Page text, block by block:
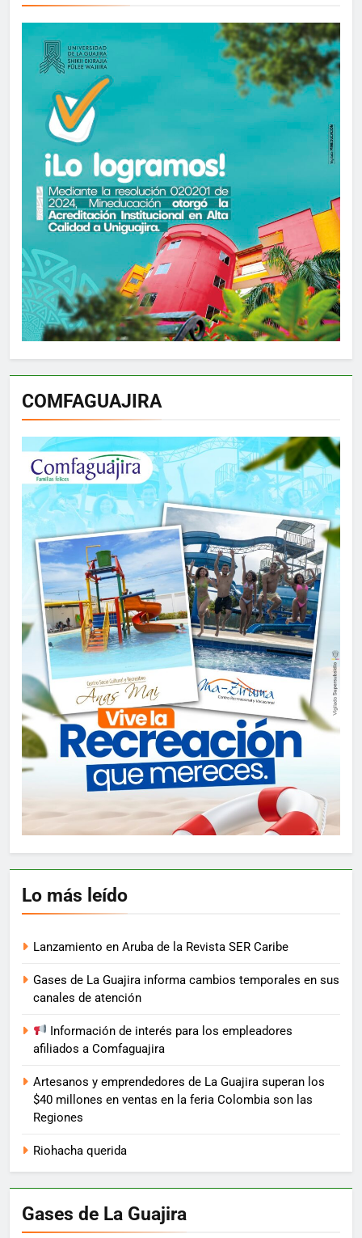
COMFAGUAJIRA
Lo más leído
Lanzamiento en Aruba de la Revista SER Caribe
Gases de La Guajira informa cambios temporales en sus
canales de atención
Información de interés para los empleadores
afiliados a Comfaguajira
Artesanos y emprendedores de La Guajira superan los
$40 millones en ventas en la feria Colombia son las
Regiones
Riohacha querida
Gases de La Guajira